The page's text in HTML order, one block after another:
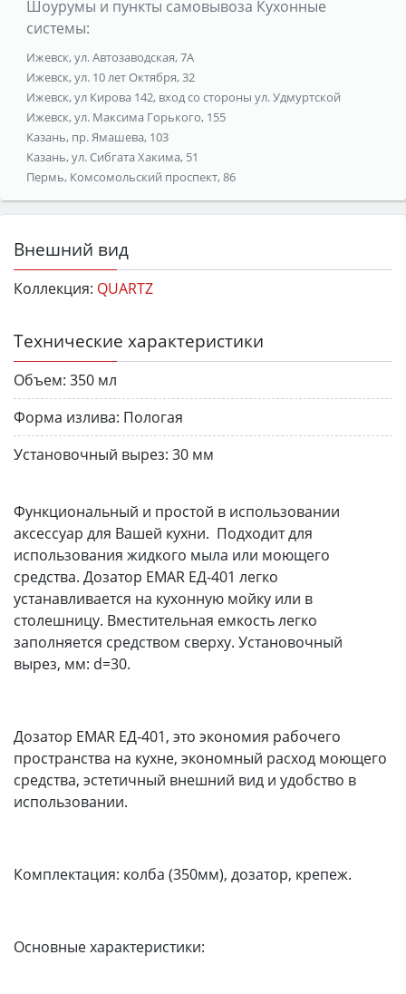
Шоурумы и пункты самовывоза Кухонные
системы:
Ижевск, ул. Автозаводская, 7А
Ижевск, ул. 10 лет Октября, 32
Ижевск, ул Кирова 142, вход со стороны ул. Удмуртской
Ижевск, ул. Максима Горького, 155
Казань, пр. Ямашева, 103
Казань, ул. Сибгата Хакима, 51
Пермь, Комсомольский проспект, 86
Внешний вид
Коллекция: QUARTZ
Технические характеристики
Объем: 350 мл
Форма излива: Пологая
Установочный вырез: 30 мм
Функциональный и простой в использовании
аксессуар для Вашей кухни. Подходит для
использования жидкого мыла или моющего
средства. Дозатор EMAR ЕД-401 легко
устанавливается на кухонную мойку или в
столешницу. Вместительная емкость легко
заполняется средством сверху. Установочный
вырез, мм: d=30.
Дозатор EMAR ЕД-401, это экономия рабочего
пространства на кухне, экономный расход моющего
средства, эстетичный внешний вид и удобство в
использовании.
Комплектация: колба (350мм), дозатор, крепеж.
Основные характеристики: